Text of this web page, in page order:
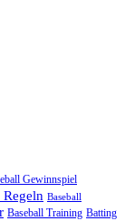
Gewinnspiel
Regeln Baseball
Baseball Training Batting